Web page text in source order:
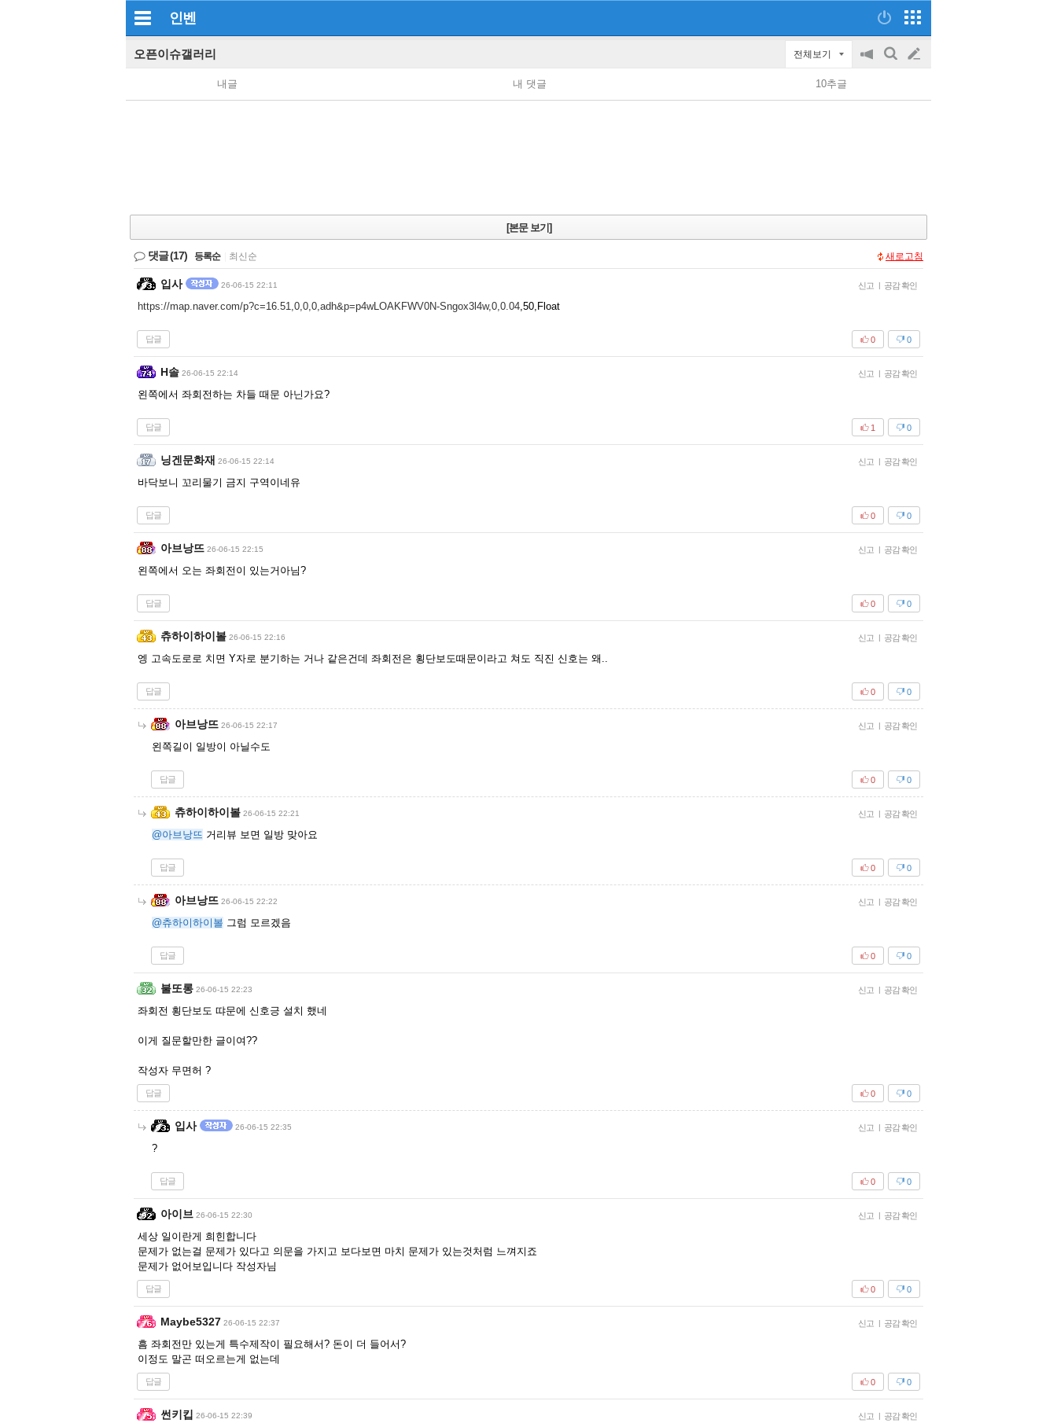
인벤
오픈이슈갤러리 전체보기
공
on/off
검
글
쓰
내글 내 댓글 10추글
[본문 보기]
댓글(17) 등록순 최신순 새로고침
입사 26-06-15 22:11 신고 | 공감 확인
https://map.naver.com/p?c=16.51,0,0,0,adh&p=p4wLOAKFWV0N-Sngox3l4w,0,0.04,50,Float
답글 0
0
H솔 26-06-15 22:14 신고 | 공감 확인
왼쪽에서 좌회전하는 차들 때문 아닌가요?
답글 0
1
닝겐문화재 26-06-15 22:14 신고 | 공감 확인
바닥보니 꼬리물기 금지 구역이네유
답글 0
0
아브낭뜨 26-06-15 22:15 신고 | 공감 확인
왼쪽에서 오는 좌회전이 있는거아님?
답글 0
0
츄하이하이볼 26-06-15 22:16 신고 | 공감 확인
엥 고속도로로 치면 Y자로 분기하는 거나 같은건데 좌회전은 횡단보도때문이라고 쳐도 직진 신호는 왜..
답글 0
0
아브낭뜨 26-06-15 22:17 신고 | 공감 확인
왼쪽길이 일방이 아닐수도
답글 0
0
츄하이하이볼 26-06-15 22:21 신고 | 공감 확인
@아브낭뜨 거리뷰 보면 일방 맞아요
답글 0
0
아브낭뜨 26-06-15 22:22 신고 | 공감 확인
@츄하이하이볼 그럼 모르겠음
답글 0
0
불또롱 26-06-15 22:23 신고 | 공감 확인
좌회전 횡단보도 땨문에 신호긍 설치 했네
이게 질문할만한 글이여??
작성자 무면허 ?
답글 0
0
입사 26-06-15 22:35 신고 | 공감 확인
?
답글 0
0
아이브 26-06-15 22:30 신고 | 공감 확인
세상 일이란게 희힌합니다
문제가 없는걸 문제가 있다고 의문을 가지고 보다보면 마치 문제가 있는것처럼 느껴지죠
문제가 없어보입니다 작성자님
답글 0
0
Maybe5327 26-06-15 22:37 신고 | 공감 확인
흠 좌회전만 있는게 특수제작이 필요해서? 돈이 더 들어서?
이정도 말곤 떠오르는게 없는데
답글 0
0
썬키킵 26-06-15 22:39 신고 | 공감 확인